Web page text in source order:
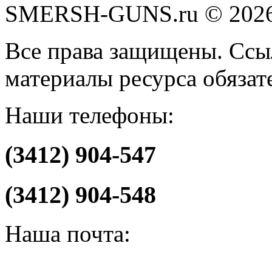
SMERSH-GUNS.ru ©
Все права защищены.
материалы ресурса
Наши телефоны:
(3412) 904-547
(3412) 904-548
Наша почта: